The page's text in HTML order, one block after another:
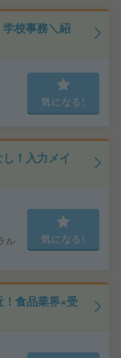
校事務＼紹
気になる!
！入力メイ
ル
気になる!
食品業界×受